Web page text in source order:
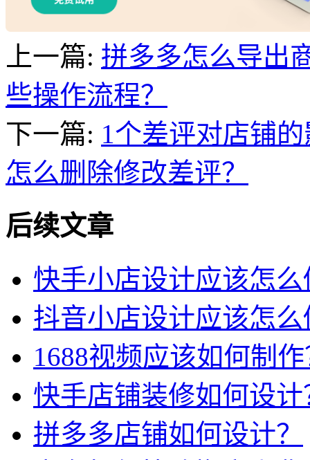
上一篇: 拼多多怎么导出
些操作流程？
下一篇: 1个差评对店铺
怎么删除修改差评？
后续文章
快手小店设计应该怎么
抖音小店设计应该怎么
1688视频应该如何制
快手店铺装修如何设计
拼多多店铺如何设计？